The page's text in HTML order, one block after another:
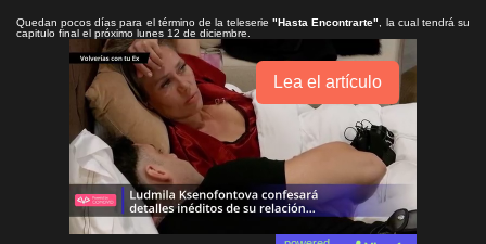
Quedan pocos días para el término de la teleserie"Hasta Encontrarte"
, la cual tendrá su
capitulo final el próximo lunes 12 de diciembre.
Lea el artículo